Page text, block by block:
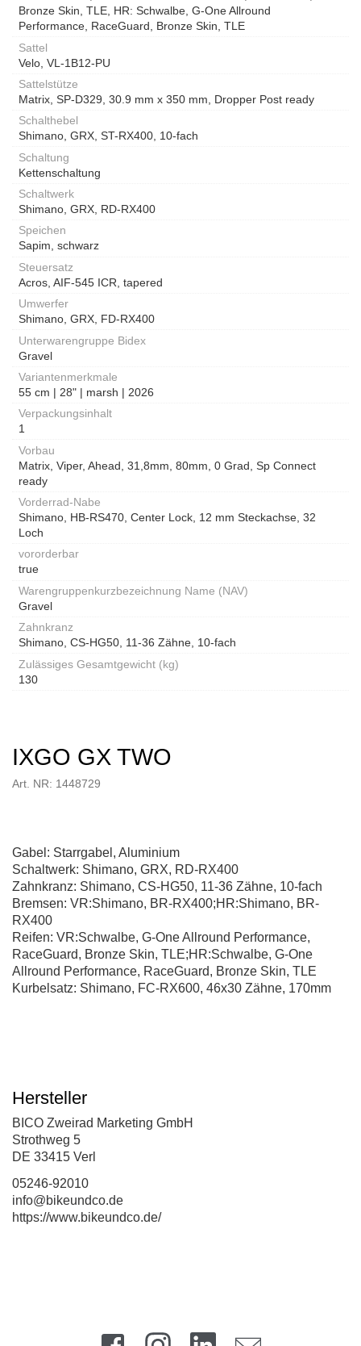
Bronze Skin, TLE, HR: Schwalbe, G-One Allround
Performance, RaceGuard, Bronze Skin, TLE
Sattel
Velo, VL-1B12-PU
Sattelstütze
Matrix, SP-D329, 30.9 mm x 350 mm, Dropper Post ready
Schalthebel
Shimano, GRX, ST-RX400, 10-fach
Schaltung
Kettenschaltung
Schaltwerk
Shimano, GRX, RD-RX400
Speichen
Sapim, schwarz
Steuersatz
Acros, AIF-545 ICR, tapered
Umwerfer
Shimano, GRX, FD-RX400
Unterwarengruppe Bidex
Gravel
Variantenmerkmale
55 cm | 28" | marsh | 2026
Verpackungsinhalt
1
Vorbau
Matrix, Viper, Ahead, 31,8mm, 80mm, 0 Grad, Sp Connect
ready
Vorderrad-Nabe
Shimano, HB-RS470, Center Lock, 12 mm Steckachse, 32
Loch
vororderbar
true
Warengruppenkurzbezeichnung Name (NAV)
Gravel
Zahnkranz
Shimano, CS-HG50, 11-36 Zähne, 10-fach
Zulässiges Gesamtgewicht (kg)
130
IXGO GX TWO
Art. NR: 1448729
Gabel: Starrgabel, Aluminium
Schaltwerk: Shimano, GRX, RD-RX400
Zahnkranz: Shimano, CS-HG50, 11-36 Zähne, 10-fach
Bremsen: VR:Shimano, BR-RX400;HR:Shimano, BR-
RX400
Reifen: VR:Schwalbe, G-One Allround Performance,
RaceGuard, Bronze Skin, TLE;HR:Schwalbe, G-One
Allround Performance, RaceGuard, Bronze Skin, TLE
Kurbelsatz: Shimano, FC-RX600, 46x30 Zähne, 170mm
Hersteller
BICO Zweirad Marketing GmbH
Strothweg 5
DE 33415 Verl
05246-92010
info@bikeundco.de
https://www.bikeundco.de/